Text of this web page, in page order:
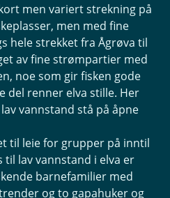
men variert strekning på
men med fine
hele strekket fra Ågrøva til
av fine strømpartier med
noe som gir fisken gode
del renner elva stille. Her
vannstand stå på åpne
til leie for grupper på inntil
til lav vannstand i elva er
barnefamilier med
og to gapahuker og